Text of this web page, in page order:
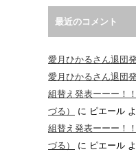
最近のコメント
愛月ひかるさん退団発
愛月ひかるさん退団発
組替え発表ーーー！
づる）
に ピエール
組替え発表ーーー！
づる）
に ピエール